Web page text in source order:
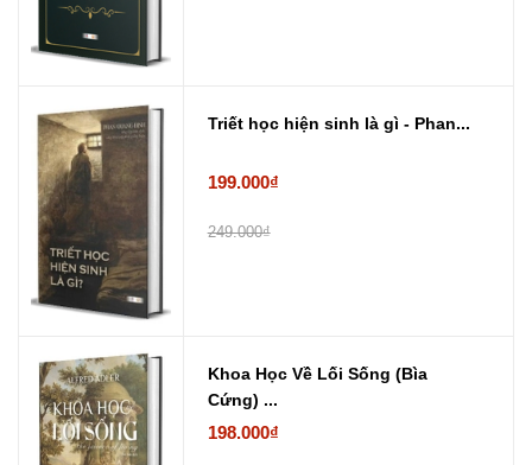
Triết học hiện sinh là gì - Phan...
199.000₫
249.000₫
Khoa Học Về Lối Sống (Bìa
Cứng) ...
198.000₫